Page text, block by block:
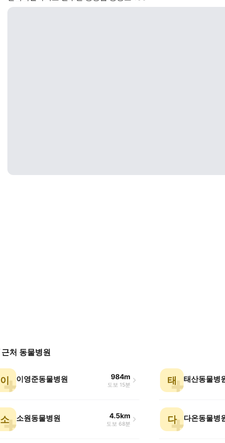
근처 동물병원
이 이영준동물병원 984m
도보 15분 태 태산동물병
소 소원동물병원 4.5km
도보 68분 다 다온동물병